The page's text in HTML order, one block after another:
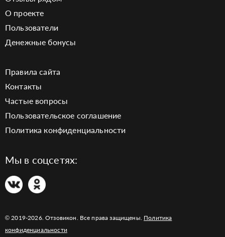
О проекте
Пользователи
Денежные бонусы
Правила сайта
Контакты
Частые вопросы
Пользовательское соглашение
Политика конфиденциальности
Мы в соцсетях:
© 2019-2026. Отзовикон. Все права защищены. Политика
конфиденциальности